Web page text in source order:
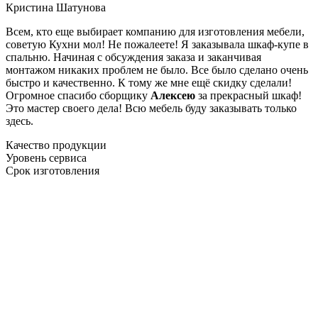
Кристина Шатунова
Всем, кто еще выбирает компанию для изготовления мебели,
советую Кухни мол! Не пожалеете! Я заказывала шкаф-купе в
спальню. Начиная с обсуждения заказа и заканчивая
монтажом никаких проблем не было. Все было сделано очень
быстро и качественно. К тому же мне ещё скидку сделали!
Огромное спасибо сборщику Алексею за прекрасный шкаф!
Это мастер своего дела! Всю мебель буду заказывать только
здесь.
Качество продукции
Уровень сервиса
Срок изготовления